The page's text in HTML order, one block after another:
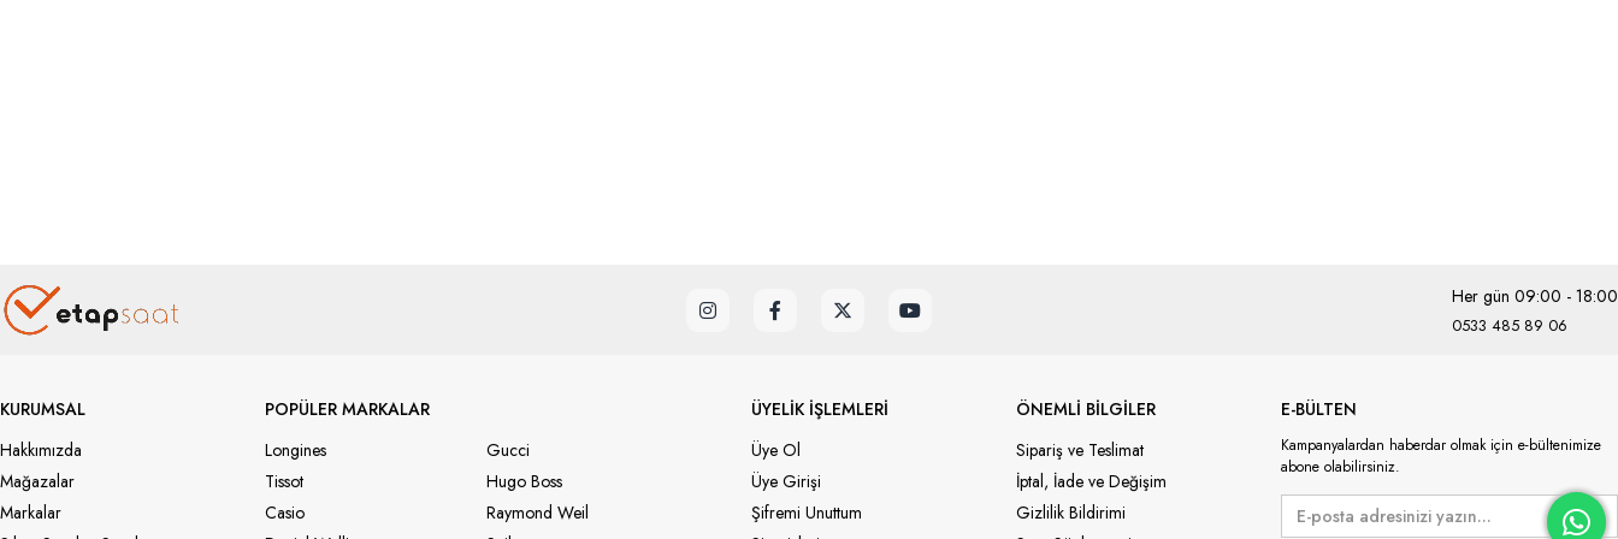
Her gün 09:00 - 18:00
0533 485 89 06
KURUMSAL
Hakkımızda
Mağazalar
Markalar
POPÜLER MARKALAR
Longines
Tissot
Casio
Gucci
Hugo Boss
Raymond Weil
ÜYELİK İŞLEMLERİ
Üye Ol
Üye Girişi
Şifremi Unuttum
ÖNEMLİ BİLGİLER
Sipariş ve Teslimat
İptal, İade ve Değişim
Gizlilik Bildirimi
E-BÜLTEN
Kampanyalardan haberdar olmak için e-bültenimize
abone olabilirsiniz.